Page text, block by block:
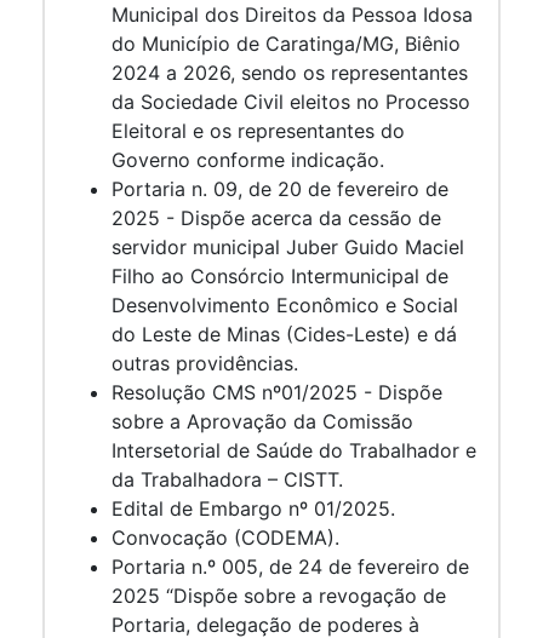
Municipal dos Direitos da Pessoa Idosa
do Município de Caratinga/MG, Biênio
2024 a 2026, sendo os representantes
da Sociedade Civil eleitos no Processo
Eleitoral e os representantes do
Governo conforme indicação.
Portaria n. 09, de 20 de fevereiro de
2025 - Dispõe acerca da cessão de
servidor municipal Juber Guido Maciel
Filho ao Consórcio Intermunicipal de
Desenvolvimento Econômico e Social
do Leste de Minas (Cides-Leste) e dá
outras providências.
Resolução CMS nº01/2025 - Dispõe
sobre a Aprovação da Comissão
Intersetorial de Saúde do Trabalhador e
da Trabalhadora – CISTT.
Edital de Embargo nº 01/2025.
Convocação (CODEMA).
Portaria n.º 005, de 24 de fevereiro de
2025 “Dispõe sobre a revogação de
Portaria, delegação de poderes à